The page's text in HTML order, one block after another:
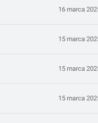
16 marca
15 marca
15 marca
15 marca